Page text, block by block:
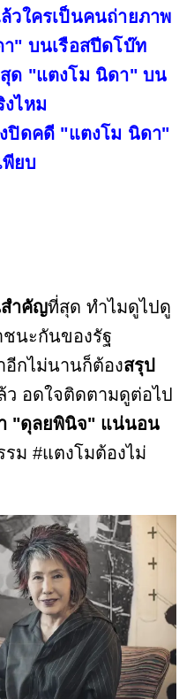
วใครเป็นคนถ่ายภาพ
" บนเรือสปีดโบ๊ท
ด "แตงโม นิดา" บน
งไหม
ปิดคดี "แตงโม นิดา"
ยบ
ำคัญที่สุด ทำไมดูไปดู
ชนะกันของรัฐ
อีกไม่นานก็ต้องสรุป
ว อดใจติดตามดูต่อไป
"ดุลยพินิจ" แน่นอน
ม #แตงโมต้องไม่